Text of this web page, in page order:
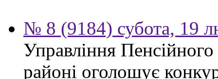
№ 8 (9184) субота, 19
Управління
районі оголошує